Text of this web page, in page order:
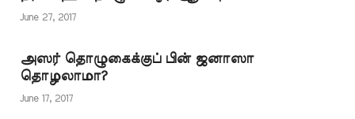
ஸபுருன்னிஸா, நாகூர்
தொழுகையில் கலந்து
கொள்வது ஆண்களுக்கு
மட்டும் தான் கட்டாயம்.
பெண்களுக்கு
June 27, 2017
அஸர் தொழுகைக்குப் பின் ஜனாஸா
தொழலாமா?
June 17, 2017